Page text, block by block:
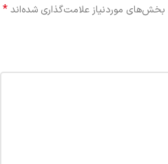
بخش‌های موردنیاز علامت‌گذاری شده‌اند*